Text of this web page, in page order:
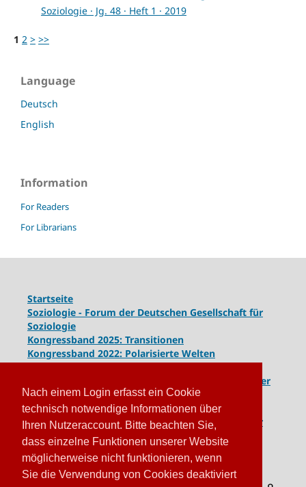
Nach einem Login erfasst ein Cookie
technisch notwendige Informationen über
Ihren Nutzeraccount. Bitte beachten Sie,
dass einzelne Funktionen unserer Website
möglicherweise nicht funktionieren, wenn
Sie die Verwendung von Cookies deaktiviert
Soziologie · Jg. 48 · Heft 1 · 2019
1 2 > >>
Language
Deutsch
English
Information
For Readers
For Librarians
Startseite
Soziologie - Forum der Deutschen Gesellschaft für
Soziologie
Kongressband 2025: Transitionen
Kongressband 2022: Polarisierte Welten
Komplexe Dynamiken globaler
und lokaler Entwicklungen
Kongressband 2016: Geschlossene Gesellschaften
Kongressband 2014: Routinen der Krise - Krise der
Routinen